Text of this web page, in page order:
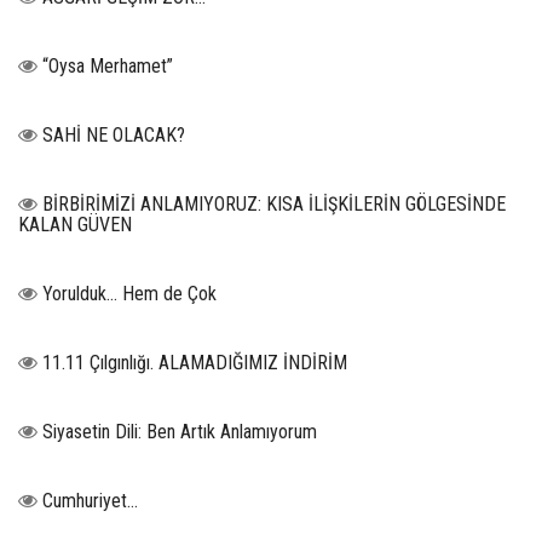
“Oysa Merhamet”
SAHİ NE OLACAK?
BİRBİRİMİZİ ANLAMIYORUZ: KISA İLİŞKİLERİN GÖLGESİNDE
KALAN GÜVEN
Yorulduk… Hem de Çok
11.11 Çılgınlığı. ALAMADIĞIMIZ İNDİRİM
Siyasetin Dili: Ben Artık Anlamıyorum
Cumhuriyet…